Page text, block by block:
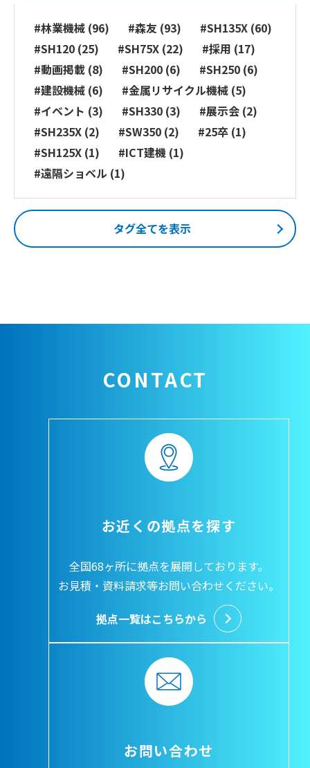
#林業機械 (96) #森友 (93)
#SH135X (60)
#SH120 (25)
#SH75X (22)
#採用 (17)
#動画掲載 (8)
#SH200 (6)
#SH250 (6)
#建設機械 (6)
#金属リサイクル機械 (5)
#イベント (3)
#SH330 (3)
#展示会 (2)
#SH235X (2)
#SW350 (2)
#25卒 (1)
#SH125X (1)
#ICT建機 (1)
#遠隔ショベル (1)
タグ全てを表示
CONTACT
お近くの拠点を探す
全国68ヶ所に拠点を展開しております。
お見積・資料請求等お問い合わせください。
拠点一覧はこちらから
お問い合わせ